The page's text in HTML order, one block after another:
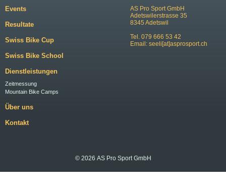
AS Pro Sport GmbH
Adetswilerstrasse 35
8345 Adetswil
Tel. 079 666 53 42
Email: seeli[at]asprosport.ch
Events
Resultate
Swiss Bike Cup
Swiss Bike School
Dienstleistungen
Zeitmessung
Mountain Bike Camps
Über uns
Kontakt
© 2026 AS Pro Sport GmbH